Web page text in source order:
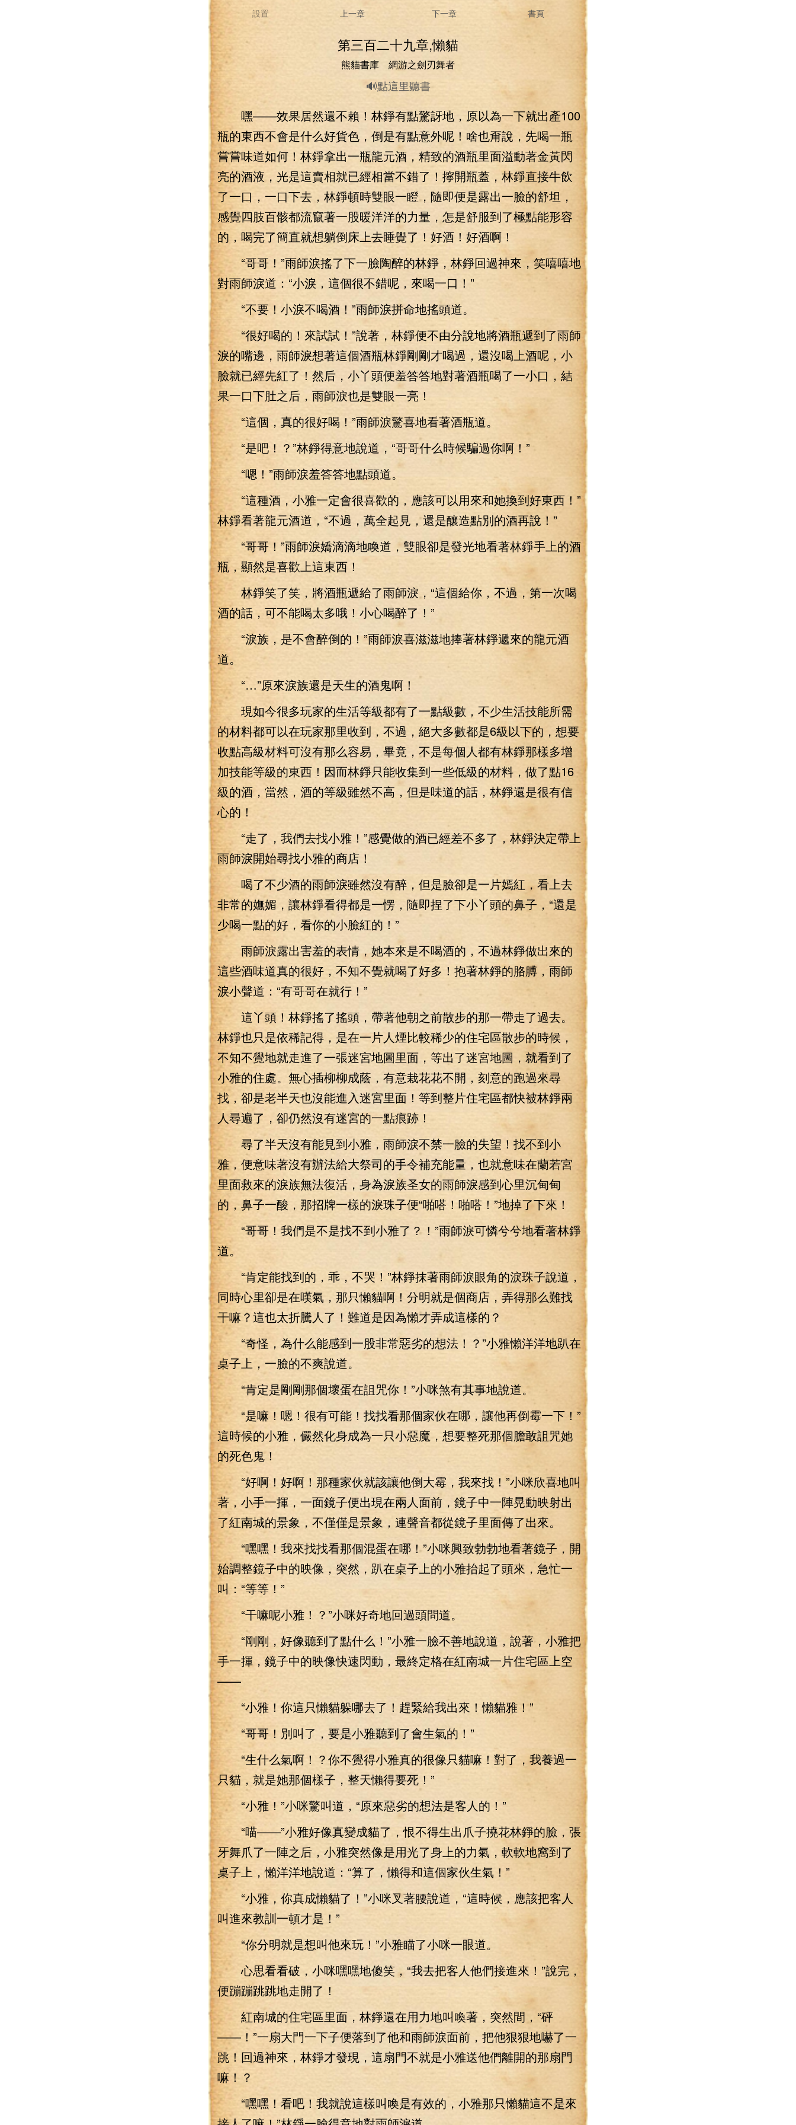
設置 上一章 下一章 書頁
第三百二十九章,懶貓
熊貓書庫 網游之劍刃舞者
🔊點這里聽書
嘿——效果居然還不賴！林錚有點驚訝地，原以為一下就出產100
瓶的東西不會是什么好貨色，倒是有點意外呢！啥也甭說，先喝一瓶
嘗嘗味道如何！林錚拿出一瓶龍元酒，精致的酒瓶里面溢動著金黃閃
亮的酒液，光是這賣相就已經相當不錯了！擰開瓶蓋，林錚直接牛飲
了一口，一口下去，林錚頓時雙眼一瞪，隨即便是露出一臉的舒坦，
感覺四肢百骸都流竄著一股暖洋洋的力量，怎是舒服到了極點能形容
的，喝完了簡直就想躺倒床上去睡覺了！好酒！好酒啊！
“哥哥！”雨師淚搖了下一臉陶醉的林錚，林錚回過神來，笑嘻嘻地
對雨師淚道：“小淚，這個很不錯呢，來喝一口！”
“不要！小淚不喝酒！”雨師淚拼命地搖頭道。
“很好喝的！來試試！”說著，林錚便不由分說地將酒瓶遞到了雨師
淚的嘴邊，雨師淚想著這個酒瓶林錚剛剛才喝過，還沒喝上酒呢，小
臉就已經先紅了！然后，小丫頭便羞答答地對著酒瓶喝了一小口，結
果一口下肚之后，雨師淚也是雙眼一亮！
“這個，真的很好喝！”雨師淚驚喜地看著酒瓶道。
“是吧！？”林錚得意地說道，“哥哥什么時候騙過你啊！”
“嗯！”雨師淚羞答答地點頭道。
“這種酒，小雅一定會很喜歡的，應該可以用來和她換到好東西！”
林錚看著龍元酒道，“不過，萬全起見，還是釀造點別的酒再說！”
“哥哥！”雨師淚嬌滴滴地喚道，雙眼卻是發光地看著林錚手上的酒
瓶，顯然是喜歡上這東西！
林錚笑了笑，將酒瓶遞給了雨師淚，“這個給你，不過，第一次喝
酒的話，可不能喝太多哦！小心喝醉了！”
“淚族，是不會醉倒的！”雨師淚喜滋滋地捧著林錚遞來的龍元酒
道。
“…”原來淚族還是天生的酒鬼啊！
現如今很多玩家的生活等級都有了一點級數，不少生活技能所需
的材料都可以在玩家那里收到，不過，絕大多數都是6級以下的，想要
收點高級材料可沒有那么容易，畢竟，不是每個人都有林錚那樣多增
加技能等級的東西！因而林錚只能收集到一些低級的材料，做了點16
級的酒，當然，酒的等級雖然不高，但是味道的話，林錚還是很有信
心的！
“走了，我們去找小雅！”感覺做的酒已經差不多了，林錚決定帶上
雨師淚開始尋找小雅的商店！
喝了不少酒的雨師淚雖然沒有醉，但是臉卻是一片嫣紅，看上去
非常的嫵媚，讓林錚看得都是一愣，隨即捏了下小丫頭的鼻子，“還是
少喝一點的好，看你的小臉紅的！”
雨師淚露出害羞的表情，她本來是不喝酒的，不過林錚做出來的
這些酒味道真的很好，不知不覺就喝了好多！抱著林錚的胳膊，雨師
淚小聲道：“有哥哥在就行！”
這丫頭！林錚搖了搖頭，帶著他朝之前散步的那一帶走了過去。
林錚也只是依稀記得，是在一片人煙比較稀少的住宅區散步的時候，
不知不覺地就走進了一張迷宮地圖里面，等出了迷宮地圖，就看到了
小雅的住處。無心插柳柳成蔭，有意栽花花不開，刻意的跑過來尋
找，卻是老半天也沒能進入迷宮里面！等到整片住宅區都快被林錚兩
人尋遍了，卻仍然沒有迷宮的一點痕跡！
尋了半天沒有能見到小雅，雨師淚不禁一臉的失望！找不到小
雅，便意味著沒有辦法給大祭司的手令補充能量，也就意味在蘭若宮
里面救來的淚族無法復活，身為淚族圣女的雨師淚感到心里沉甸甸
的，鼻子一酸，那招牌一樣的淚珠子便“啪嗒！啪嗒！”地掉了下來！
“哥哥！我們是不是找不到小雅了？！”雨師淚可憐兮兮地看著林錚
道。
“肯定能找到的，乖，不哭！”林錚抹著雨師淚眼角的淚珠子說道，
同時心里卻是在嘆氣，那只懶貓啊！分明就是個商店，弄得那么難找
干嘛？這也太折騰人了！難道是因為懶才弄成這樣的？
“奇怪，為什么能感到一股非常惡劣的想法！？”小雅懶洋洋地趴在
桌子上，一臉的不爽說道。
“肯定是剛剛那個壞蛋在詛咒你！”小咪煞有其事地說道。
“是嘛！嗯！很有可能！找找看那個家伙在哪，讓他再倒霉一下！”
這時候的小雅，儼然化身成為一只小惡魔，想要整死那個膽敢詛咒她
的死色鬼！
“好啊！好啊！那種家伙就該讓他倒大霉，我來找！”小咪欣喜地叫
著，小手一揮，一面鏡子便出現在兩人面前，鏡子中一陣晃動映射出
了紅南城的景象，不僅僅是景象，連聲音都從鏡子里面傳了出來。
“嘿嘿！我來找找看那個混蛋在哪！”小咪興致勃勃地看著鏡子，開
始調整鏡子中的映像，突然，趴在桌子上的小雅抬起了頭來，急忙一
叫：“等等！”
“干嘛呢小雅！？”小咪好奇地回過頭問道。
“剛剛，好像聽到了點什么！”小雅一臉不善地說道，說著，小雅把
手一揮，鏡子中的映像快速閃動，最終定格在紅南城一片住宅區上空
——
“小雅！你這只懶貓躲哪去了！趕緊給我出來！懶貓雅！”
“哥哥！別叫了，要是小雅聽到了會生氣的！”
“生什么氣啊！？你不覺得小雅真的很像只貓嘛！對了，我養過一
只貓，就是她那個樣子，整天懶得要死！”
“小雅！”小咪驚叫道，“原來惡劣的想法是客人的！”
“喵——”小雅好像真變成貓了，恨不得生出爪子撓花林錚的臉，張
牙舞爪了一陣之后，小雅突然像是用光了身上的力氣，軟軟地窩到了
桌子上，懶洋洋地說道：“算了，懶得和這個家伙生氣！”
“小雅，你真成懶貓了！”小咪叉著腰說道，“這時候，應該把客人
叫進來教訓一頓才是！”
“你分明就是想叫他來玩！”小雅瞄了小咪一眼道。
心思看看破，小咪嘿嘿地傻笑，“我去把客人他們接進來！”說完，
便蹦蹦跳跳地走開了！
紅南城的住宅區里面，林錚還在用力地叫喚著，突然間，“砰
——！”一扇大門一下子便落到了他和雨師淚面前，把他狠狠地嚇了一
跳！回過神來，林錚才發現，這扇門不就是小雅送他們離開的那扇門
嘛！？
“嘿嘿！看吧！我就說這樣叫喚是有效的，小雅那只懶貓這不是來